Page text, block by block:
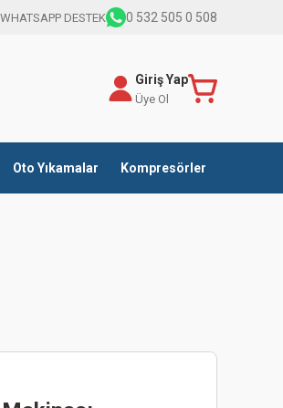
WHATSAPP DESTEK 0 532 505 0 508
Giriş Yap
Üye Ol
Oto Yıkamalar Kompresörler